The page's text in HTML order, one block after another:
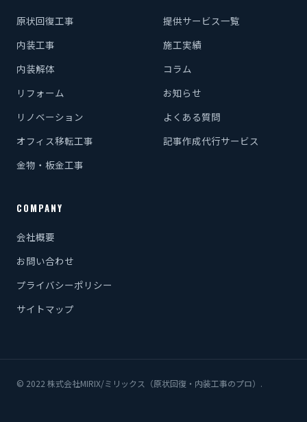
原状回復工事
内装工事
内装解体
リフォーム
リノベーション
オフィス移転工事
金物・板金工事
提供サービス一覧
施工実績
コラム
お知らせ
よくある質問
記事作成代行サービス
COMPANY
会社概要
お問い合わせ
プライバシーポリシー
サイトマップ
© 2022 株式会社MIRIX/ミリックス（原状回復・内装工事のプロ）.